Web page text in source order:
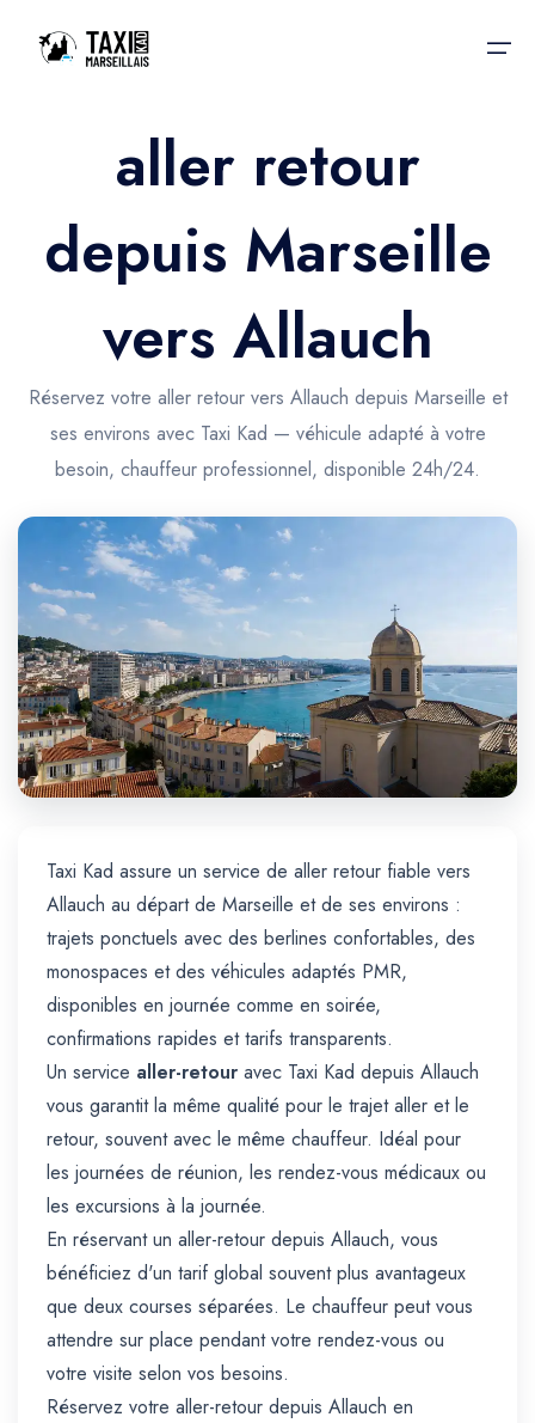
Accueil
Nos services
Nos services
Trajet Gare SNCF
Trajet Port croisière
Trajet Séminaire
Trajet Santé
Trajet Longue Distance
Taxis aéroport
Réservation
Actualités & évènements
Contactez-nous
aller retour
depuis Marseille
vers Allauch
Réservez votre aller retour vers Allauch depuis Marseille et
ses environs avec Taxi Kad — véhicule adapté à votre
besoin, chauffeur professionnel, disponible 24h/24.
Taxi Kad assure un service de aller retour fiable vers
Allauch au départ de Marseille et de ses environs :
trajets ponctuels avec des berlines confortables, des
monospaces et des véhicules adaptés PMR,
disponibles en journée comme en soirée,
confirmations rapides et tarifs transparents.
Un service aller-retour avec Taxi Kad depuis Allauch
vous garantit la même qualité pour le trajet aller et le
retour, souvent avec le même chauffeur. Idéal pour
les journées de réunion, les rendez-vous médicaux ou
les excursions à la journée.
En réservant un aller-retour depuis Allauch, vous
bénéficiez d'un tarif global souvent plus avantageux
que deux courses séparées. Le chauffeur peut vous
attendre sur place pendant votre rendez-vous ou
votre visite selon vos besoins.
Réservez votre aller-retour depuis Allauch en